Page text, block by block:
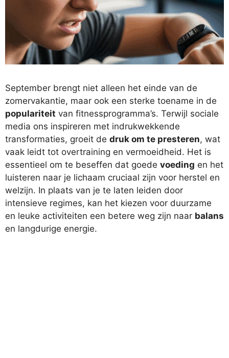
September brengt niet alleen het einde van de
zomervakantie, maar ook een sterke toename in de
populariteit van fitnessprogramma’s. Terwijl sociale
media ons inspireren met indrukwekkende
transformaties, groeit de druk om te presteren, wat
vaak leidt tot overtraining en vermoeidheid. Het is
essentieel om te beseffen dat goede voeding en het
luisteren naar je lichaam cruciaal zijn voor herstel en
welzijn. In plaats van je te laten leiden door
intensieve regimes, kan het kiezen voor duurzame
en leuke activiteiten een betere weg zijn naar balans
en langdurige energie.